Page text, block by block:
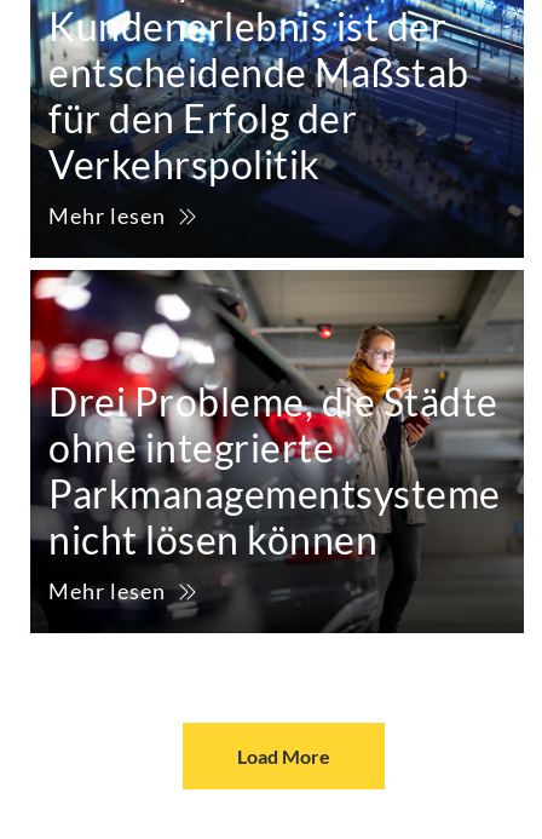
Kundenerlebnis ist der
entscheidende Maßstab
für den Erfolg der
Verkehrspolitik
Mehr lesen
Drei Probleme, die Städte
ohne integrierte
Parkmanagementsysteme
nicht lösen können
Mehr lesen
Load More